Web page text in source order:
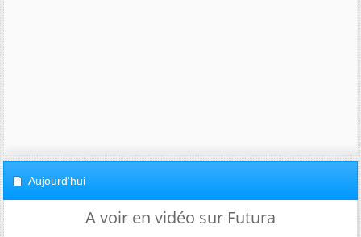
Aujourd'hui
A voir en vidéo sur Futura